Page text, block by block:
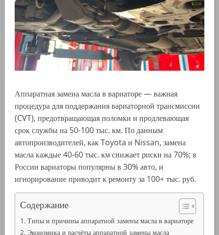
Аппаратная замена масла в вариаторе — важная
процедура для поддержания вариаторной трансмиссии
(CVT), предотвращающая поломки и продлевающая
срок службы на 50-100 тыс. км. По данным
автопроизводителей, как Toyota и Nissan, замена
масла каждые 40-60 тыс. км снижает риски на 70%; в
России вариаторы популярны в 30% авто, и
игнорирование приводит к ремонту за 100+ тыс. руб.
Содержание
Типы и причины аппаратной замены масла в вариаторе
Экономика и расчёты аппаратной замены масла